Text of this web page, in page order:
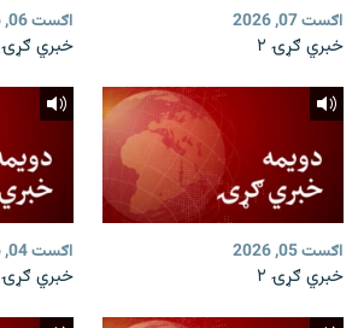
اګست 07, 2026
خبري ګړۍ ۲
اګست 06, 2026
خبري ګړۍ ۲
اګست 05, 2026
خبري ګړۍ ۲
اګست 04, 2026
خبري ګړۍ ۲